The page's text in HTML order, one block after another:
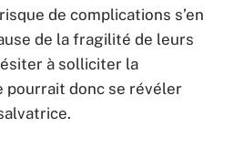
de complications s’en
de la fragilité de leurs
à solliciter la
pourrait donc se révéler